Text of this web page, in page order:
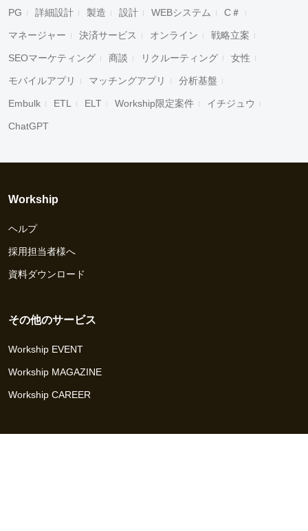
PG 詳細設計 製造 設計 WEBシステム C＃
マネージャー 決済サービス オンライン 戦略立案
SEOマーケティング 商談 リクルーティング 女性
モバイルアプリ マッチングアプリ 分析基盤
Embulk ETL ELT Workship限定案件 イチジュウ
ChatGPT
Workship
ヘルプ
採用担当者様へ
資料ダウンロード
その他のサービス
Workship EVENT
Workship MAGAZINE
Workship CAREER